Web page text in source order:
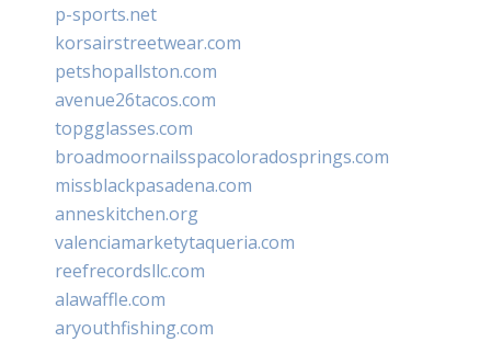
p-sports.net
korsairstreetwear.com
petshopallston.com
avenue26tacos.com
topgglasses.com
broadmoornailsspacoloradosprings.com
missblackpasadena.com
anneskitchen.org
valenciamarketytaqueria.com
reefrecordsllc.com
alawaffle.com
aryouthfishing.com